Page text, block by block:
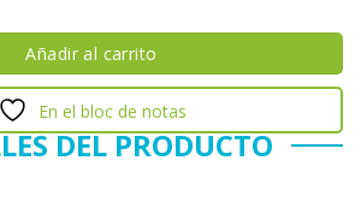
Añadir al carrito
En el bloc de notas
DEL PRODUCTO